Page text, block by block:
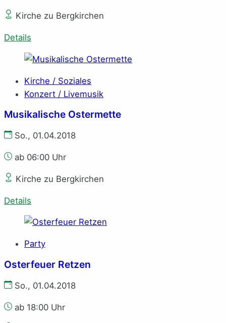
Kirche zu Bergkirchen
Details
Kirche / Soziales
Konzert / Livemusik
Musikalische Ostermette
So., 01.04.2018
ab 06:00 Uhr
Kirche zu Bergkirchen
Details
Party
Osterfeuer Retzen
So., 01.04.2018
ab 18:00 Uhr